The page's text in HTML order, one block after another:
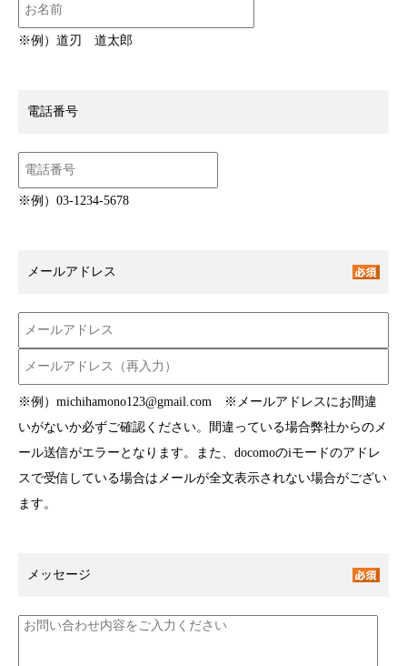
※例）道刃 道太郎
電話番号
※例）03-1234-5678
メールアドレス
※例）michihamono123@gmail.com ※メールアドレスにお間違
いがないか必ずご確認ください。間違っている場合弊社からのメ
ール送信がエラーとなります。また、docomoのiモードのアドレ
スで受信している場合はメールが全文表示されない場合がござい
ます。
メッセージ